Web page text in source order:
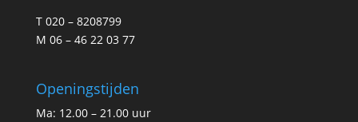
T 020 – 8208799
M 06 – 46 22 03 77
Openingstijden
Ma: 12.00 – 21.00 uur